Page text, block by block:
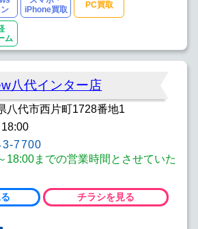
iPhone買取
PC買取
ム
八代インター店
八代市西片町1728番地1
7700
18:00までの営業時間とさせていた
チラシを見る